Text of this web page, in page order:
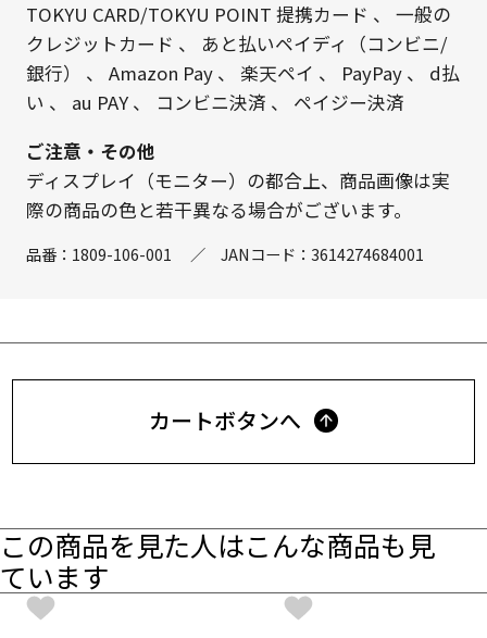
TOKYU CARD/TOKYU POINT 提携カード 、 一般の
クレジットカード 、 あと払いペイディ（コンビニ/
銀行）
、 Amazon Pay、 楽天ペイ 、 PayPay、 d払
い 、 au PAY、 コンビニ決済 、 ペイジー決済
ご注意・その他
ディスプレイ（モニター）の都合上、商品画像は実
際の商品の色と若干異なる場合がございます。
品番： 1809-106-001 ／ JANコード： 3614274684001
カートボタンへ
この商品を見た人はこんな商品も見
ています